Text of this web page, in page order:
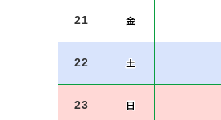
21
22
23